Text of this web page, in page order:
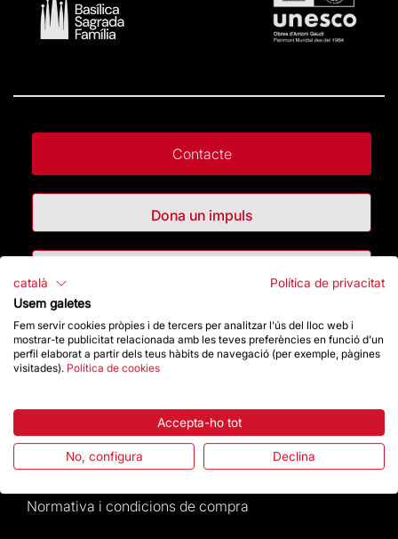
Contacte
Dona un impuls
Destacats
La Fundació
Atenció al Visitant
Normativa i condicions de compra
català
Política de privacitat
Usem galetes
Fem servir cookies pròpies i de tercers per analitzar l'ús del lloc web i
mostrar-te publicitat relacionada amb les teves preferències en funció d'un
perfil elaborat a partir dels teus hàbits de navegació (per exemple, pàgines
visitades). Política de cookies
Accepta-ho tot
No, configura Declina